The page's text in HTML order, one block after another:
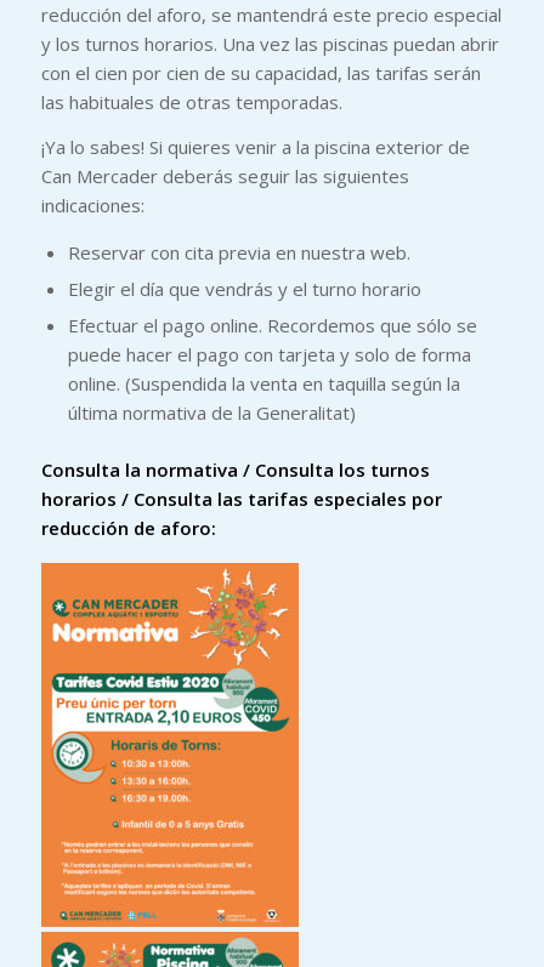
reducción del aforo, se mantendrá este precio especial
y los turnos horarios. Una vez las piscinas puedan abrir
con el cien por cien de su capacidad, las tarifas serán
las habituales de otras temporadas.
¡Ya lo sabes! Si quieres venir a la piscina exterior de
Can Mercader deberás seguir las siguientes
indicaciones:
Reservar con cita previa en nuestra web.
Elegir el día que vendrás y el turno horario
Efectuar el pago online. Recordemos que sólo se
puede hacer el pago con tarjeta y solo de forma
online. (Suspendida la venta en taquilla según la
última normativa de la Generalitat)
Consulta la normativa / Consulta los turnos
horarios / Consulta las tarifas especiales por
reducción de aforo: